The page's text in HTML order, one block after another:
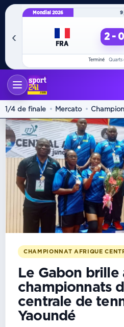
‹
Mondial 2026 9
FRA
2 - 0
Terminé Quarts
1/4 de finale Mercato
Tennis
CHAMPIONNAT AFRIQUE
Le Gabon brille
championnats
centrale de
Yaoundé